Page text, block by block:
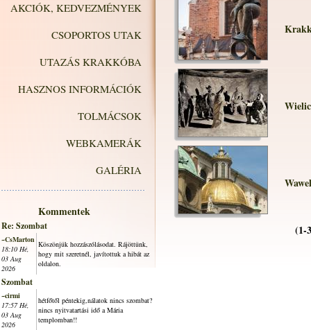
AKCIÓK, KEDVEZMÉNYEK
CSOPORTOS UTAK
UTAZÁS KRAKKÓBA
HASZNOS INFORMÁCIÓK
TOLMÁCSOK
WEBKAMERÁK
GALÉRIA
Kommentek
Re: Szombat
~CsMarton
18:10 Hé,
03 Aug
2026
Köszönjük hozzászólásodat. Rájöttünk,
hogy mit szeretnél, javítottuk a hibát az
oldalon.
Szombat
~cirmi
17:57 Hé,
03 Aug
2026
hétfőtől péntekig,nálatok nincs szombat?
nincs nyitvatartási idő a Mária
templomban!!
(1-